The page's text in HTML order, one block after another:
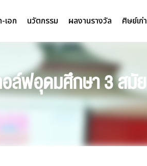
เอก นวัตกรรม ผลงานรางวัล ศิษย์เก่า
อล์ฟอุดมศึกษา 3 สมัย